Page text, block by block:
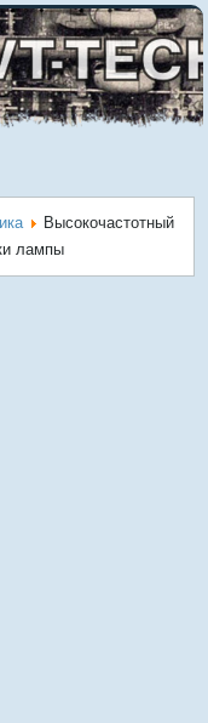
Высокочастотный
лампы